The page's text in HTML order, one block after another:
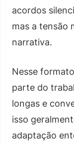
acordos
mas a tensão
narrativa.
Nesse
parte do
longas e
isso
adaptação